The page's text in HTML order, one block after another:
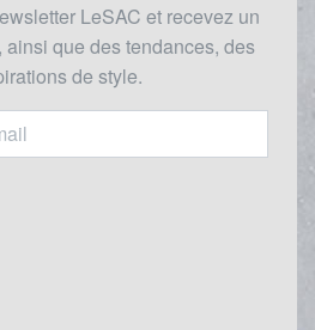
LeSAC et recevez un
ainsi que des tendances, des
de style.